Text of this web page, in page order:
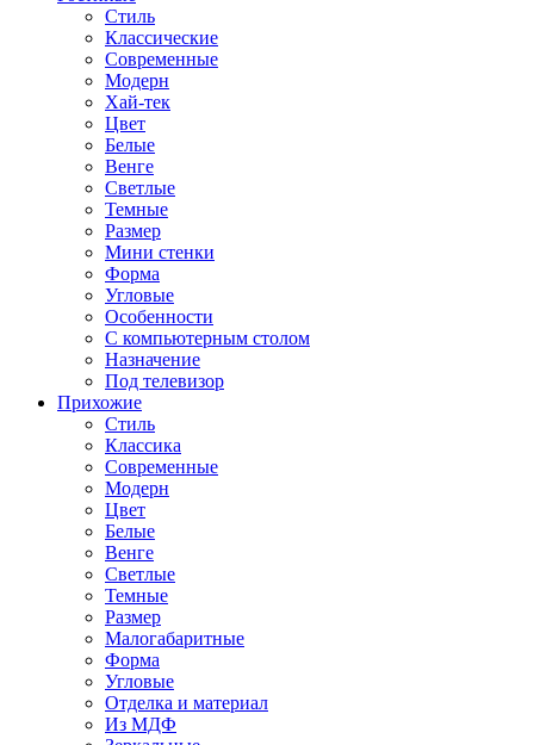
Стиль
Классические
Современные
Модерн
Хай-тек
Цвет
Белые
Венге
Светлые
Темные
Размер
Мини стенки
Форма
Угловые
Особенности
С компьютерным столом
Назначение
Под телевизор
Прихожие
Стиль
Классика
Современные
Модерн
Цвет
Белые
Венге
Светлые
Темные
Размер
Малогабаритные
Форма
Угловые
Отделка и материал
Из МДФ